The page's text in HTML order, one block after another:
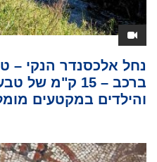
נחל אלכסנדר הנקי –
ברכב – 15
והילדים במקטעים